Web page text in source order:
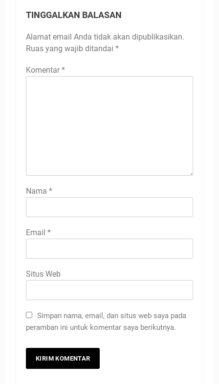
TINGGALKAN BALASAN
Alamat email Anda tidak akan dipublikasikan.
Ruas yang wajib ditandai *
Komentar *
Nama *
Email *
Situs Web
Simpan nama, email, dan situs web saya pada
peramban ini untuk komentar saya berikutnya.